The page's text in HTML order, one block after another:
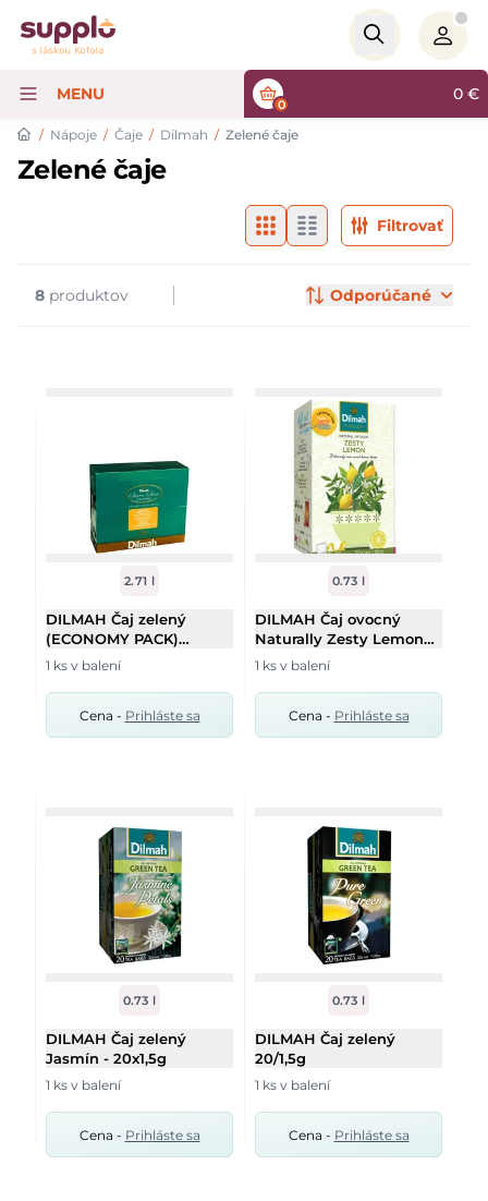
Logo
MENU
0
0 €
/ Nápoje / Čaje / Dilmah / Zelené čaje
Zelené čaje
Filtrovať
8 produktov Odporúčané
2.71 l
DILMAH Čaj zelený
(ECONOMY PACK)
100X2g
1 ks v balení
Cena - Prihláste sa
0.73 l
DILMAH Čaj ovocný
Naturally Zesty Lemon
20/1,5g
1 ks v balení
Cena - Prihláste sa
0.73 l
DILMAH Čaj zelený
Jasmín - 20x1,5g
1 ks v balení
Cena - Prihláste sa
0.73 l
DILMAH Čaj zelený
20/1,5g
1 ks v balení
Cena - Prihláste sa